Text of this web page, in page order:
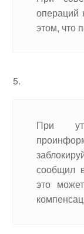
операций
этом, что
При
сообщил
это